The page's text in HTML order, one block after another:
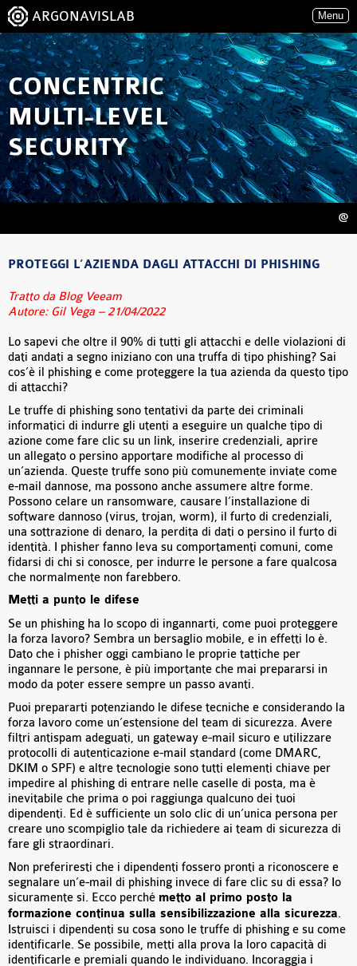
ARGONAVISLAB Menu
CONCENTRIC
MULTI-LEVEL
SECURITY
@
PROTEGGI L’AZIENDA DAGLI ATTACCHI DI PHISHING
Tratto da Blog Veeam
Autore: Gil Vega – 21/04/2022
Lo sapevi che oltre il 90% di tutti gli attacchi e delle violazioni di
dati andati a segno iniziano con una truffa di tipo phishing? Sai
cos’è il phishing e come proteggere la tua azienda da questo tipo
di attacchi?
Le truffe di phishing sono tentativi da parte dei criminali
informatici di indurre gli utenti a eseguire un qualche tipo di
azione come fare clic su un link, inserire credenziali, aprire
un allegato o persino apportare modifiche al processo di
un’azienda. Queste truffe sono più comunemente inviate come
e-mail dannose, ma possono anche assumere altre forme.
Possono celare un ransomware, causare l’installazione di
software dannoso (virus, trojan, worm), il furto di credenziali,
una sottrazione di denaro, la perdita di dati o persino il furto di
identità. I phisher fanno leva su comportamenti comuni, come
fidarsi di chi si conosce, per indurre le persone a fare qualcosa
che normalmente non farebbero.
Metti a punto le difese
Se un phishing ha lo scopo di ingannarti, come puoi proteggere
la forza lavoro? Sembra un bersaglio mobile, e in effetti lo è.
Dato che i phisher oggi cambiano le proprie tattiche per
ingannare le persone, è più importante che mai prepararsi in
modo da poter essere sempre un passo avanti.
Puoi prepararti potenziando le difese tecniche e considerando la
forza lavoro come un’estensione del team di sicurezza. Avere
filtri antispam adeguati, un gateway e-mail sicuro e utilizzare
protocolli di autenticazione e-mail standard (come DMARC,
DKIM o SPF) e altre tecnologie sono tutti elementi chiave per
impedire al phishing di entrare nelle caselle di posta, ma è
inevitabile che prima o poi raggiunga qualcuno dei tuoi
dipendenti. Ed è sufficiente un solo clic di un’unica persona per
creare uno scompiglio tale da richiedere ai team di sicurezza di
fare gli straordinari.
Non preferiresti che i dipendenti fossero pronti a riconoscere e
segnalare un’e-mail di phishing invece di fare clic su di essa? Io
sicuramente sì. Ecco perché metto al primo posto la
formazione continua sulla sensibilizzazione alla sicurezza.
Istruisci i dipendenti su cosa sono le truffe di phishing e su come
identificarle. Se possibile, metti alla prova la loro capacità di
identificarle e premiali quando le individuano. Incoraggia i